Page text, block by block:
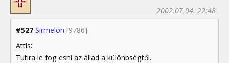
#527 Sirmelon [9786]
2002.07.04. 22:48
Attis:
Tutira le fog esni az állad a különbségtől.